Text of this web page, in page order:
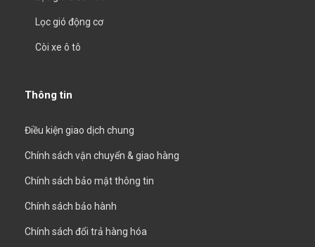
Lọc gió động cơ
Còi xe ô tô
Thông tin
Điều kiện giao dịch chung
Chính sách vận chuyển & giao hàng
Chính sách bảo mật thông tin
Chính sách bảo hành
Chính sách đổi trả hàng hóa